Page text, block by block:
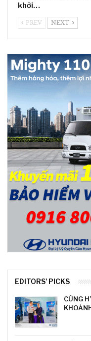
khởi…
PREV NEXT
EDITORS' PICKS
CÙNG